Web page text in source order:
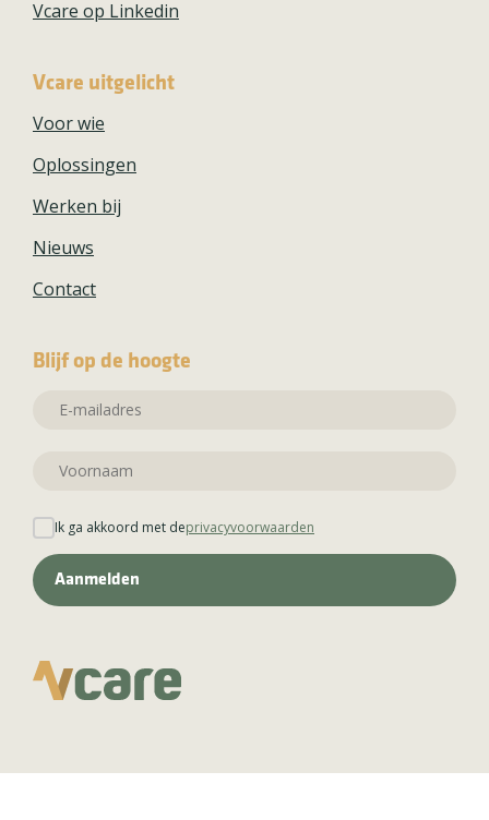
Vcare op Linkedin
Vcare uitgelicht
Voor wie
Oplossingen
Werken bij
Nieuws
Contact
Blijf op de hoogte
Ik ga akkoord met deprivacyvoorwaarden